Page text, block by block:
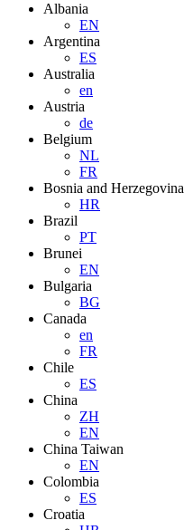
Albania
EN
Argentina
ES
Australia
en
Austria
de
Belgium
NL
FR
Bosnia and Herzegovina
HR
Brazil
PT
Brunei
EN
Bulgaria
BG
Canada
en
FR
Chile
ES
China
ZH
EN
China Taiwan
EN
Colombia
ES
Croatia